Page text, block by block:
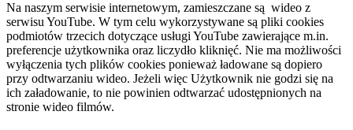
Na naszym serwisie internetowym, zamieszczane są wideo z
serwisu YouTube. W tym celu wykorzystywane są pliki cookies
podmiotów trzecich dotyczące usługi YouTube zawierające m.in.
preferencje użytkownika oraz liczydło kliknięć. Nie ma możliwości
wyłączenia tych plików cookies ponieważ ładowane są dopiero
przy odtwarzaniu wideo. Jeżeli więc Użytkownik nie godzi się na
ich załadowanie, to nie powinien odtwarzać udostępnionych na
stronie wideo filmów.